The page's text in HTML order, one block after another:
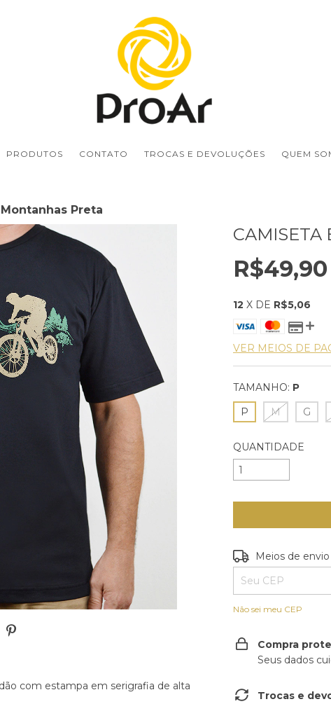
PRODUTOS CONTATO TROCAS E DEVOLUÇÕES QUEM
Preta
com estampa em serigrafia de alta
CAMISETA
R$49,90
12 X DE R$5,06
VER MEIOS DE
TAMANHO: P
P
M G
QUANTIDADE
Entregas para o CEP:
Meios de envio
Não sei meu CEP
Compra
Seus dados
Trocas e